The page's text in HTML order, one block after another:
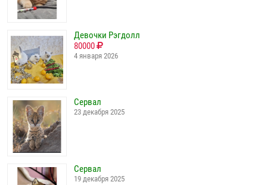
Девочки Рэгдолл
80000
4 января 2026
Сервал
23 декабря 2025
Сервал
19 декабря 2025